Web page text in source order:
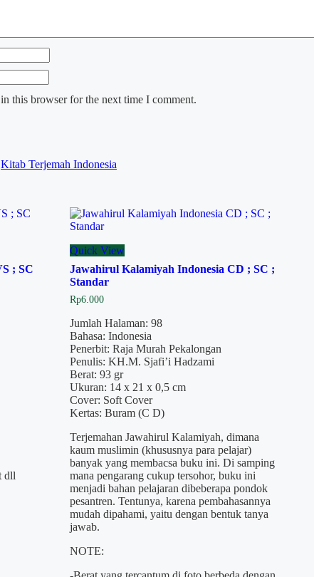
this browser for the next time I comment.
Kitab Terjemah Indonesia
; SC
dll
Quick View
Jawahirul Kalamiyah Indonesia CD ; SC ;
Standar
Rp6.000
Jumlah Halaman: 98
Bahasa: Indonesia
Penerbit: Raja Murah Pekalongan
Penulis: KH.M. Sjafi’i Hadzami
Berat: 93 gr
Ukuran: 14 x 21 x 0,5 cm
Cover: Soft Cover
Kertas: Buram (C D)
Terjemahan Jawahirul Kalamiyah, dimana
kaum muslimin (khususnya para pelajar)
banyak yang membacsa buku ini. Di samping
mana pengarang cukup tersohor, buku ini
menjadi bahan pelajaran dibeberapa pondok
pesantren. Tentunya, karena pembahasannya
mudah dipahami, yaitu dengan bentuk tanya
jawab.
NOTE: